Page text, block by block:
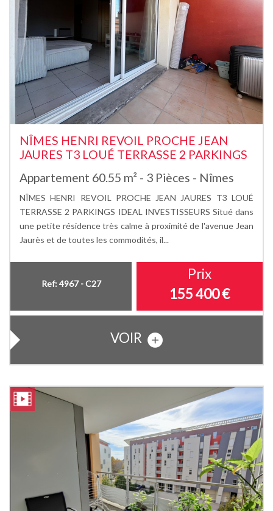
NÎMES HENRI REVOIL PROCHE JEAN
JAURES T3 LOUÉ TERRASSE 2 PARKINGS
Appartement 60.55 m² - 3 Pièces - Nîmes
NÎMES HENRI REVOIL PROCHE JEAN JAURES T3 LOUÉ
TERRASSE 2 PARKINGS IDEAL INVESTISSEURS Situé dans
une petite résidence très calme à proximité de l'avenue Jean
Jaurès et de toutes les commodités, il...
Ref: 4967 - C27
Prix
155 400€
VOIR